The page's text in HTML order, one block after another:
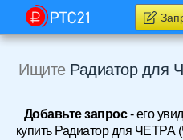
Ищите Радиатор для
Добавьте запрос- его
купить Радиатор для ЧЕТРА